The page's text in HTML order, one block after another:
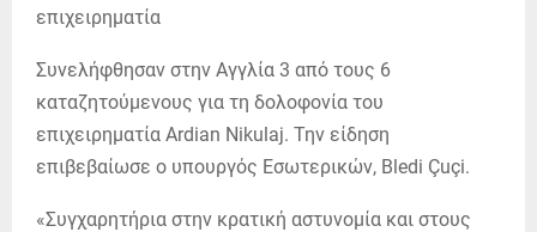
Συνελήφθησαν στην Αγγλία 3 από τους 6
καταζητούμενους για τη δολοφονία του
επιχειρηματία Ardian Nikulaj. Την είδηση
επιβεβαίωσε ο υπουργός Εσωτερικών, Bledi Çuçi.
«Συγχαρητήρια στην κρατική αστυνομία και στους